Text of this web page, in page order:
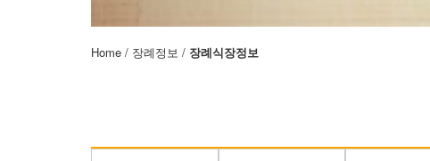
Home / 장례정보 / 장례식장정보